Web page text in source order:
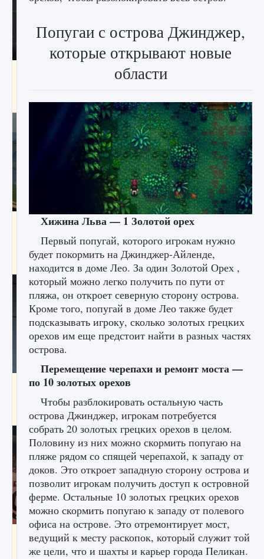
лицензии, лиги, команды и стадионы в EA
9 августа 2024 2 395 0 2
Как исправить ошибку Palworld EPalworld
начать сохранение данных мира»
9 августа 2024 2 711
Все новые функции в режиме карьеры EA
9 августа 2024 2 096 0 2
Входят ли «Милан» и «Интер» в EA FC 25
9 августа 2024 2 064 0 1
Попугаи с острова Джинджер,
которые открывают новые
области
Хижина Льва — 1 Золотой орех
Первый попугай, которого игрокам нужно
будет покормить на Джинджер-Айленде,
находится в доме Лео. За один Золотой Орех ,
который можно легко получить по пути от
пляжа, он откроет северную сторону острова.
Кроме того, попугай в доме Лео также будет
подсказывать игроку, сколько золотых грецких
орехов им еще предстоит найти в разных частях
острова.
Перемещение черепахи и ремонт моста —
по 10 золотых орехов
Чтобы разблокировать остальную часть
острова Джинджер, игрокам потребуется
собрать 20 золотых грецких орехов в целом.
Половину из них можно скормить попугаю на
пляже рядом со спящей черепахой, к западу от
доков. Это откроет западную сторону острова и
позволит игрокам получить доступ к островной
ферме. Остальные 10 золотых грецких орехов
можно скормить попугаю к западу от полевого
офиса на острове. Это отремонтирует мост,
ведущий к месту раскопок, который служит той
же цели, что и шахты и карьер города Пеликан.